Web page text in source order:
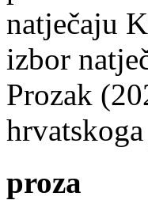
natječaju
izbor
Prozak
proza